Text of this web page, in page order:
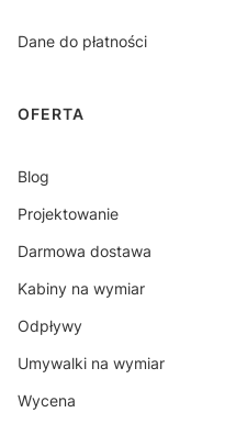
Dane do płatności
OFERTA
Blog
Projektowanie
Darmowa dostawa
Kabiny na wymiar
Odpływy
Umywalki na wymiar
Wycena